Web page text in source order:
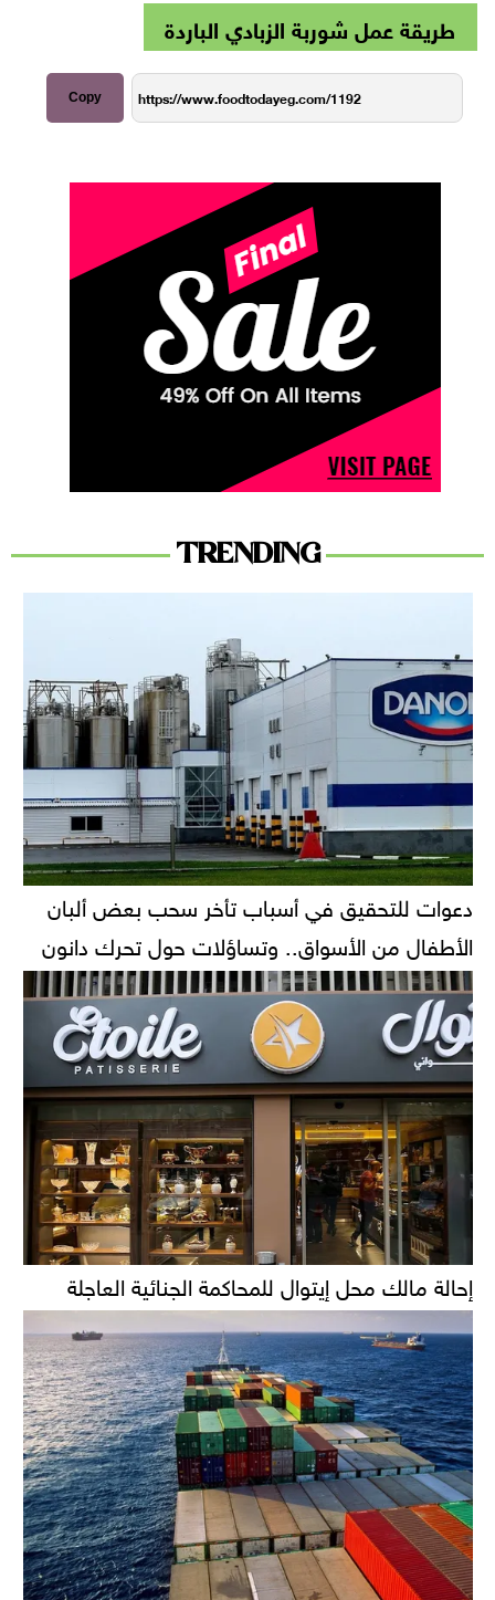
طريقة عمل شوربة الزبادي الباردة
Copy
TRENDING
دعوات للتحقيق في أسباب تأخر سحب بعض ألبان
الأطفال من الأسواق.. وتساؤلات حول تحرك دانون
إحالة مالك محل إيتوال للمحاكمة الجنائية العاجلة